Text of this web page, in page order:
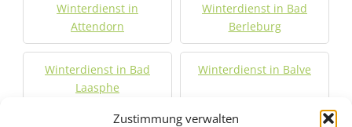
Zustimmung verwalten
Winterdienst in
Attendorn
Winterdienst in Bad
Berleburg
Winterdienst in Bad
Laasphe
Winterdienst in Balve